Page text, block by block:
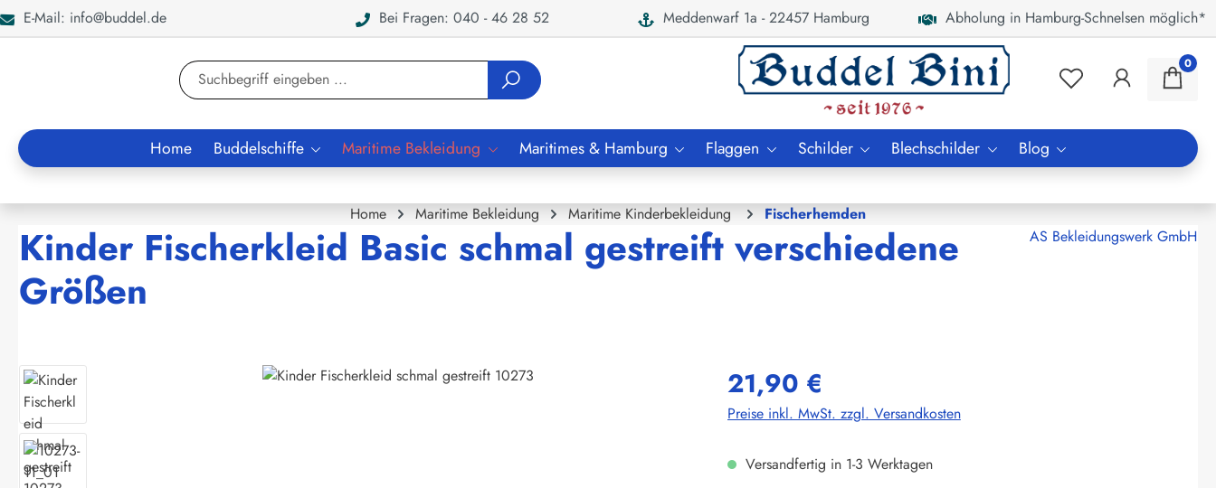
Zur Suche springen
E-Mail: info@buddel.de Bei Fragen: 040 - 46 28 52 Meddenwarf 1a - 22457 Hamburg Abholung in Hamburg-Schnelsen möglich*
0
Home Buddelschiffe Maritime Bekleidung Maritimes & Hamburg Flaggen Schilder Blechschilder Blog
Home Maritime Bekleidung Maritime Kinderbekleidung Fischerhemden
Kinder Fischerkleid Basic schmal gestreift verschiedene
Größen
AS Bekleidungswerk GmbH
Bildergalerie überspringen 21,90 €
Preise inkl. MwSt. zzgl. Versandkosten
Versandfertig in 1-3 Werktagen